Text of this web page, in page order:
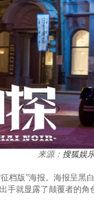
来源： 搜狐娱
档版”海报。海报呈
手就显露了颠覆者的